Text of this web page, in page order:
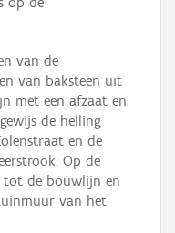
van de
van baksteen uit
met een afzaat en
de helling
en de
Op de
de bouwlijn en
van het